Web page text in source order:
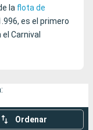
la flota de
es el primero
Carnival
Ordenar